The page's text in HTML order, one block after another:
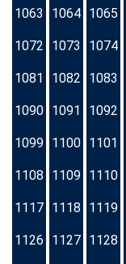
1063 1064 1065
1072 1073 1074
1081 1082 1083
1090 1091 1092
1099 1100 1101
1108 1109 1110
1117 1118 1119
1126 1127 1128